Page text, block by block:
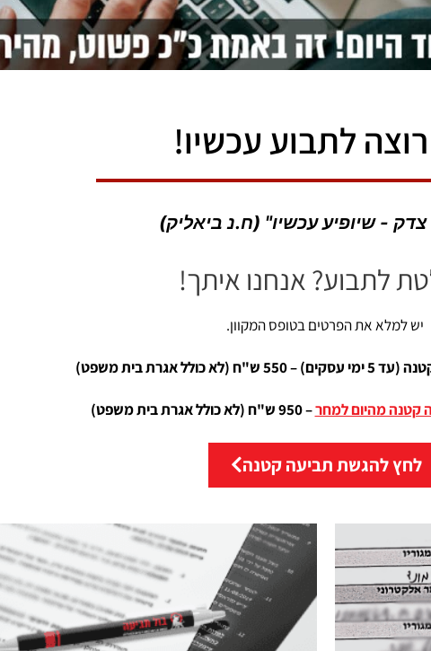
לתבוע עכשיו!
- שיופיע עכשיו" (ח.נ ביאליק)
לתבוע? אנחנו איתך!
יש למלא את הפרטים בטופס המקוון.
אגרת בית משפט)
קטנה מהיום למחר– 950 ש"ח ( לא כולל אגרת בית משפט)
לחץ להגשת תביעה קטנה